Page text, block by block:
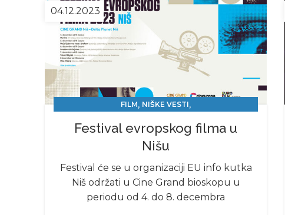
04.12.2023
FILM, NIŠKE VESTI,
Festival evropskog filma u
Nišu
Festival će se u organizaciji EU info kutka
Niš održati u Cine Grand bioskopu u
periodu od 4. do 8. decembra